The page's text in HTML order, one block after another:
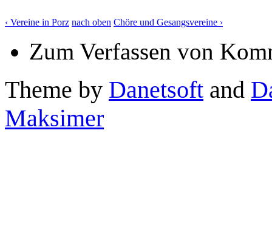
‹ Vereine in Porz nach oben Chöre und Gesangsvereine ›
Zum Verfassen von
Theme by Danetsoft and
Maksimer